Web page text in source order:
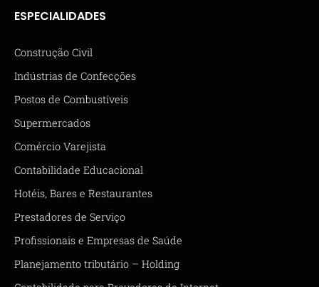
ESPECIALIDADES
Construção Civil
Indústrias de Confecções
Postos de Combustíveis
Supermercados
Comércio Varejista
Contabilidade Educacional
Hotéis, Bares e Restaurantes
Prestadores de Serviço
Profissionais e Empresas de Saúde
Planejamento tributário – Holding